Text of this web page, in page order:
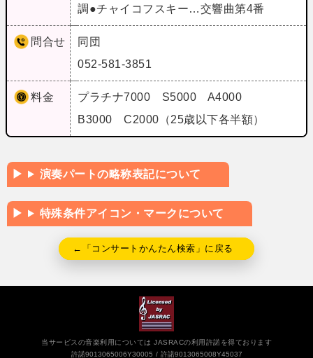
調●チャイコフスキー…交響曲第4番
問合せ
同団
052-581-3851
料金
プラチナ7000 S5000 A4000
B3000 C2000（25歳以下各半額）
演奏パートの略称表記について
特殊条件アイコン・マークについて
←「コンサートかんたん検索」に戻る
当サービスの音楽利用については JASRACの利用許諾を得ております
許諾9013065006Y30005
許諾9013065008Y45037